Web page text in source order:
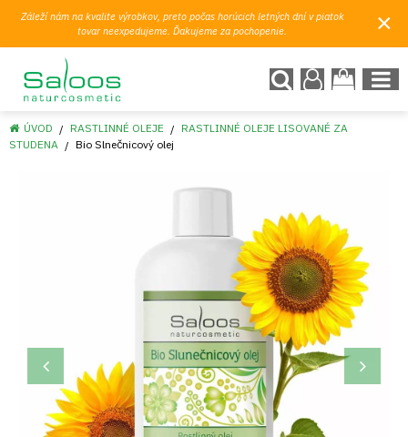
Záleží nám na kvalite výrobkov, preto počas horúcich letných dní v piatok
tovar neexpedujeme. Ďakujeme za pochopenie.
×
ÚVOD RASTLINNÉ OLEJE
RASTLINNÉ OLEJE LISOVANÉ ZA
STUDENA
Bio Slnečnicový olej